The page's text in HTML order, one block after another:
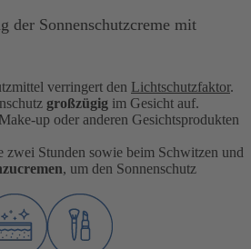
der Sonnenschutzcreme mit
verringert den Lichtschutzfaktor.
großzügig im Gesicht auf.
up oder anderen Gesichtsprodukten
zwei Stunden sowie beim Schwitzen und
, um den Sonnenschutz